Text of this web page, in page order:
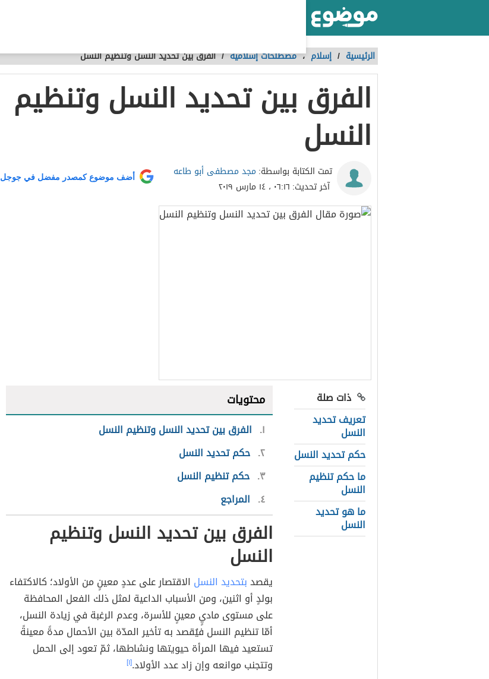
الرئيسية / إسلام ،مصطلحات إسلامية /الفرق بين تحديد النسل وتنظيم النسل
الفرق بين تحديد النسل وتنظيم
النسل
تمت الكتابة بواسطة: مجد مصطفى أبو طاعه
آخر تحديث: ٠٦:١٦ ، ١٤ مارس ٢٠١٩
أضف موضوع كمصدر مفضل في جوجل
ذات صلة
تعريف تحديد
النسل
حكم تحديد النسل
ما حكم تنظيم
النسل
ما هو تحديد
النسل
محتويات
١ الفرق بين تحديد النسل وتنظيم النسل
٢ حكم تحديد النسل
٣ حكم تنظيم النسل
٤ المراجع
الفرق بين تحديد النسل وتنظيم
النسل
يقصدبتحديد النسل الاقتصار على عددٍ معينٍ من الأولاد؛ كالاكتفاء
بولدٍ أو اثنين، ومن الأسباب الداعية لمثل ذلك الفعل المحافظة
على مستوى ماديٍ معينٍ للأسرة، وعدم الرغبة في زيادة النسل،
أمّا تنظيم النسل فيُقصد به تأخير المدّة بين الأحمال مدةً معينةً
تستعيد فيها المرأة حيويتها ونشاطها، ثمّ تعود إلى الحمل
وتتجنب موانعه وإن زاد عدد الأولاد.[١]